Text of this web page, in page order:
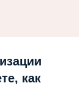
как